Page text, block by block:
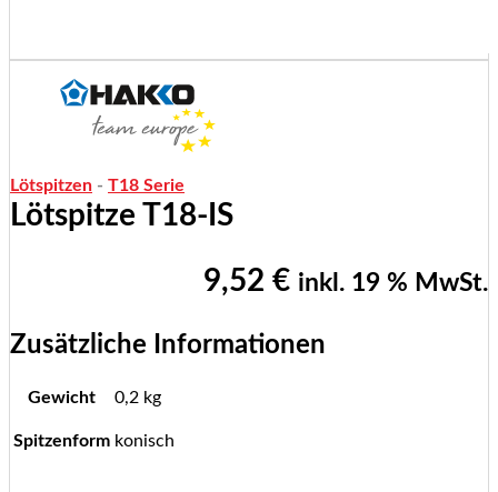
Lötspitzen - T18 Serie
Lötspitze T18-IS
9,52 € inkl. 19 % MwSt.
Zusätzliche Informationen
Gewicht 0,2 kg
Spitzenform konisch